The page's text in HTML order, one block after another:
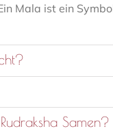
Mala ist ein
Samen?